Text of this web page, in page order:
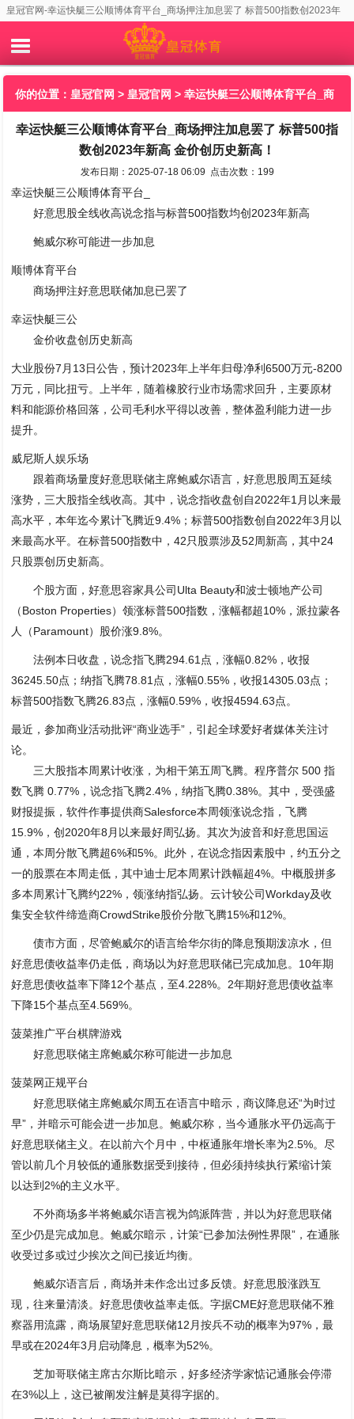
皇冠官网-幸运快艇三公顺博体育平台_商场押注加息罢了 标普500指数创2023年
你的位置： 皇冠官网 > 皇冠官网 > 幸运快艇三公顺博体育平台_商
场押注加息罢了 标普500指数创2023年新高 金价创历史新高！
幸运快艇三公顺博体育平台_商场押注加息罢了 标普500指
数创2023年新高 金价创历史新高！
发布日期：2025-07-18 06:09 点击次数：199
幸运快艇三公顺博体育平台_
好意思股全线收高说念指与标普500指数均创2023年新高
鲍威尔称可能进一步加息
顺博体育平台
商场押注好意思联储加息已罢了
幸运快艇三公
金价收盘创历史新高
大业股份7月13日公告，预计2023年上半年归母净利6500万元-8200
万元，同比扭亏。上半年，随着橡胶行业市场需求回升，主要原材
料和能源价格回落，公司毛利水平得以改善，整体盈利能力进一步
提升。
威尼斯人娱乐场
跟着商场量度好意思联储主席鲍威尔语言，好意思股周五延续
涨势，三大股指全线收高。其中，说念指收盘创自2022年1月以来最
高水平，本年迄今累计飞腾近9.4%；标普500指数创自2022年3月以
来最高水平。在标普500指数中，42只股票涉及52周新高，其中24
只股票创历史新高。
个股方面，好意思容家具公司Ulta Beauty和波士顿地产公司
（Boston Properties）领涨标普500指数，涨幅都超10%，派拉蒙各
人（Paramount）股价涨9.8%。
法例本日收盘，说念指飞腾294.61点，涨幅0.82%，收报
36245.50点；纳指飞腾78.81点，涨幅0.55%，收报14305.03点；
标普500指数飞腾26.83点，涨幅0.59%，收报4594.63点。
最近，参加商业活动批评“商业选手”，引起全球爱好者媒体关注讨
论。
三大股指本周累计收涨，为相干第五周飞腾。程序普尔 500 指
数飞腾 0.77%，说念指飞腾2.4%，纳指飞腾0.38%。其中，受强盛
财报提振，软件作事提供商Salesforce本周领涨说念指，飞腾
15.9%，创2020年8月以来最好周弘扬。其次为波音和好意思国运
通，本周分散飞腾超6%和5%。此外，在说念指因素股中，约五分之
一的股票在本周走低，其中迪士尼本周累计跌幅超4%。中概股拼多
多本周累计飞腾约22%，领涨纳指弘扬。云计较公司Workday及收
集安全软件缔造商CrowdStrike股价分散飞腾15%和12%。
债市方面，尽管鲍威尔的语言给华尔街的降息预期泼凉水，但
好意思债收益率仍走低，商场以为好意思联储已完成加息。10年期
好意思债收益率下降12个基点，至4.228%。2年期好意思债收益率
下降15个基点至4.569%。
菠菜推广平台棋牌游戏
好意思联储主席鲍威尔称可能进一步加息
菠菜网正规平台
好意思联储主席鲍威尔周五在语言中暗示，商议降息还“为时过
早”，并暗示可能会进一步加息。鲍威尔称，当今通胀水平仍远高于
好意思联储主义。在以前六个月中，中枢通胀年增长率为2.5%。尽
管以前几个月较低的通胀数据受到接待，但必须持续执行紧缩计策
以达到2%的主义水平。
不外商场多半将鲍威尔语言视为鸽派阵营，并以为好意思联储
至少仍是完成加息。鲍威尔暗示，计策“已参加法例性界限”，在通胀
收受过多或过少挨次之间已接近均衡。
鲍威尔语言后，商场并未作念出过多反馈。好意思股涨跌互
现，往来量清淡。好意思债收益率走低。字据CME好意思联储不雅
察器用流露，商场展望好意思联储12月按兵不动的概率为97%，最
早或在2024年3月启动降息，概率为52%。
芝加哥联储主席古尔斯比暗示，好多经济学家惦记通胀会停滞
在3%以上，这已被阐发注解是莫得字据的。